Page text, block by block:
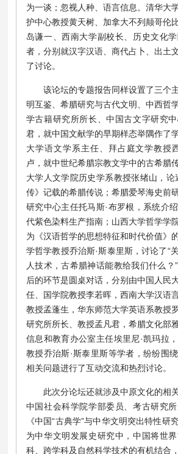
为一谈；忽视人种、语言信息。清华大
护中心教授黄天树、加拿大不列颠哥伦
岛谦一、西南大学副校长、历史文化
者，分别就汉字汉语、商代占卜、出土
了讨论。
该论坛的专题报告同样设置了三个
明互鉴、希腊研究与古代文明、中西哲
学古籍研究所所长、中国古文字研究
君，就中国文献学的早期样态举隅作了
大学语文学系主任、拜占庭文学教授
卢，就中世纪希腊宗教文学中的古希腊
大学人文学院历史学系教授张绪山，论
传》记载的希腊传说；希腊爱琴海史前
研究中心主任托马斯·布罗根，系统介
代紫色染料生产指南；山西大学哲学学
为《汉语哲学的思想特征和时代价值》
学哲学教授乔治斯·斯泰里斯，讨论了“
人技术，古希腊神话能教给我们什么？
后的环节是圆桌对话，分别由中国人民
任、国学院教授李若晖，西南大学汉语
教授孟蓬生，华东师范大学英语系教授
研究所所长、教授孟凡君，希腊文化部
信息和教育办公室主任埃里尼·凯玛拉
教授乔治斯·斯泰里斯等学者，纷纷围
相关问题进行了互动交流和热烈讨论。
此次分论坛还就涉及中原文化的相
中国社会科学院学部委员、考古研究
《中国“古典学”与中华文明突出特性研
为中华文明发展史研究中，中国将世
科、跨学科及自然科学技术的有机结合